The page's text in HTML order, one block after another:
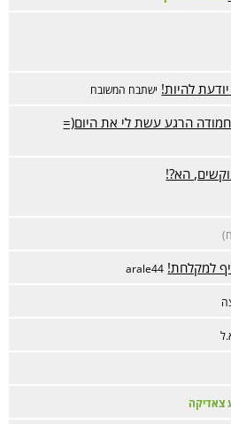
להיות! ישתבח המשובח
הרגע עשת לי את היום(=
הא?!
למקלחת! arale44
צאדיקה